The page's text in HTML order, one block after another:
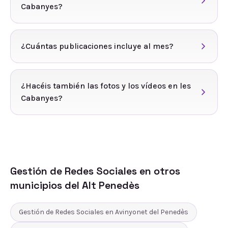
Cabanyes?
¿Cuántas publicaciones incluye al mes?
¿Hacéis también las fotos y los vídeos en les
Cabanyes?
Gestión de Redes Sociales en otros
municipios del Alt Penedès
Gestión de Redes Sociales en Avinyonet del Penedès